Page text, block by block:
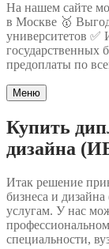
На нашем сайте
в Москве 🥇
университетов ✅
государственных
предоплаты по
Меню
Купить
дизайна
Итак решение
бизнеса и
услугам. У нас
специальности,